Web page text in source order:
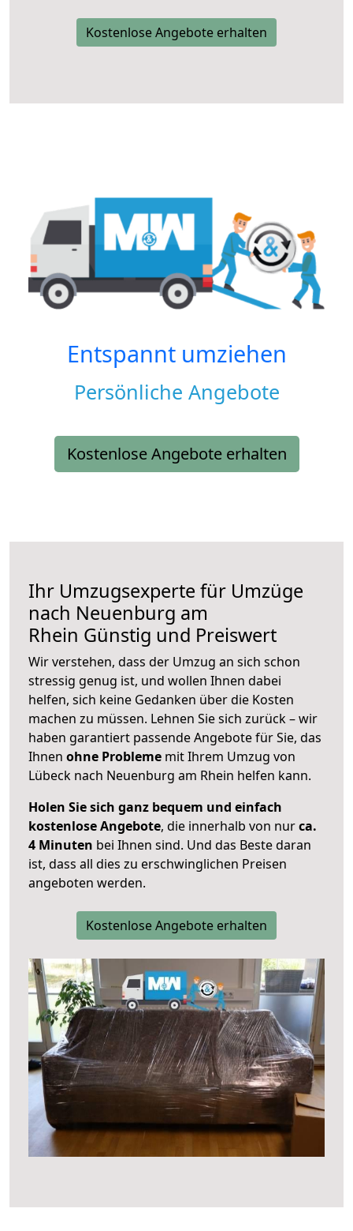
Kostenlose Angebote erhalten
Entspannt umziehen
Persönliche Angebote
Kostenlose Angebote erhalten
Ihr Umzugsexperte für Umzüge
nach Neuenburg am
Rhein Günstig und Preiswert
Wir verstehen, dass der Umzug an sich schon
stressig genug ist, und wollen Ihnen dabei
helfen, sich keine Gedanken über die Kosten
machen zu müssen. Lehnen Sie sich zurück – wir
haben garantiert passende Angebote für Sie, das
Ihnen ohne Probleme mit Ihrem Umzug von
Lübeck nach Neuenburg am Rhein helfen kann.
Holen Sie sich ganz bequem und einfach
kostenlose Angebote, die innerhalb von nurca.
4 Minuten bei Ihnen sind. Und das Beste daran
ist, dass all dies zu erschwinglichen Preisen
angeboten werden.
Kostenlose Angebote erhalten